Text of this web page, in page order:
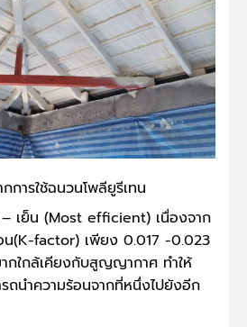
การใช้ฉนวนโพลียูรีเทน
เย็น (Most efficient) เนื่องจาก
น(K-factor) เพียง 0.017 -0.023
กใกล้เคียงกับสูญญากาศ ทำให้
ถนำความร้อนจากที่หนึ่งไปยังอีก